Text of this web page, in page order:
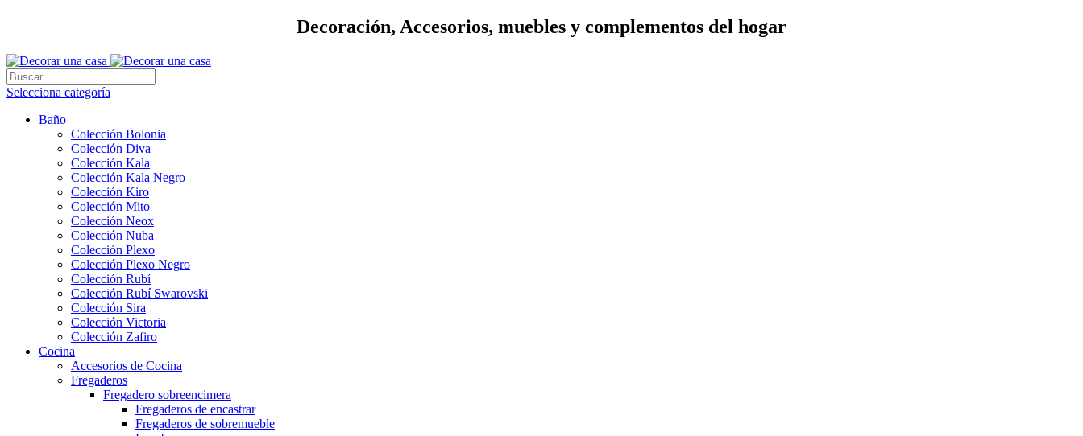
Decoración, Accesorios, muebles y complementos del hogar
Selecciona categoría
Baño
Colección Bolonia
Colección Diva
Colección Kala
Colección Kala Negro
Colección Kiro
Colección Mito
Colección Neox
Colección Nuba
Colección Plexo
Colección Plexo Negro
Colección Rubí
Colección Rubí Swarovski
Colección Sira
Colección Victoria
Colección Zafiro
Cocina
Accesorios de Cocina
Fregaderos
Fregadero sobreencimera
Fregaderos de encastrar
Fregaderos de sobremueble